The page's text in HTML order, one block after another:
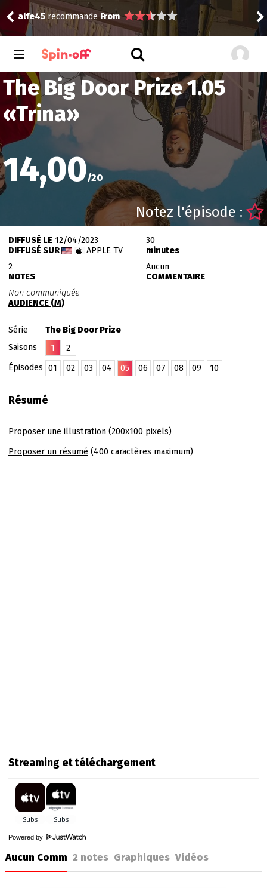
alfe45 recommande From
The Big Door Prize 1.05
«Trina»
14,00/20
Notez l'épisode :
DIFFUSÉ LE12/04/2023
DIFFUSÉ SUR
APPLE TV
30
minutes
2
NOTES
Aucun
COMMENTAIRE
Non communiquée
AUDIENCE (M)
Série
The Big Door Prize
Saisons
1
2
Épisodes
01 02 03 04 05 06 07 08 09 10
Résumé
Proposer une illustration(200x100 pixels)
Proposer un résumé (400 caractères maximum)
Streaming et téléchargement
Powered by
Aucun Comm 2notes Graphiques Vidéos